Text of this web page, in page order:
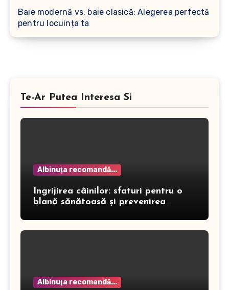
Baie modernă vs. baie clasică: Alegerea perfectă
pentru locuința ta
Te-Ar Putea Interesa Si
Albinuţa recomandă...
Îngrijirea câinilor: sfaturi pentru o
blană sănătoasă și prevenirea
Albinuţa recomandă...